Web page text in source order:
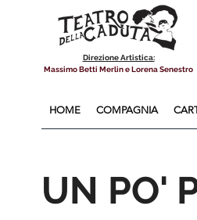
Direzione Artistica:
Massimo Betti Merlin e Lorena Senestro
HOME COMPAGNIA
UN PO'